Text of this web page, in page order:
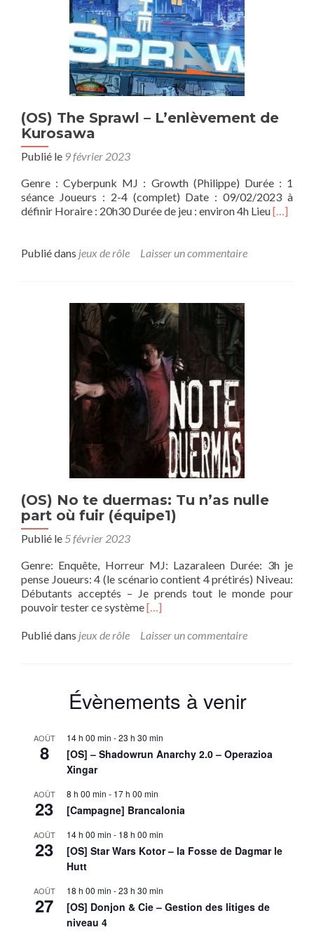
(OS) The Sprawl – L’enlèvement de
Kurosawa
Publié le 9 février 2023
Genre : Cyberpunk MJ : Growth (Philippe) Durée : 1
séance Joueurs : 2-4 (complet) Date : 09/02/2023 à
définir Horaire : 20h30 Durée de jeu : environ 4h LieuEn
[…]
Publié dans jeux de rôle Laisser un commentaire
(OS) No te duermas: Tu n’as nulle
part où fuir (équipe1)
Publié le 5 février 2023
Genre: Enquête, Horreur MJ: Lazaraleen Durée: 3h je
pense Joueurs: 4 (le scénario contient 4 prétirés) Niveau:
Débutants acceptés – Je prends tout le monde pour
pouvoir tester ce systèmeEn
plus
Tu
nulle
où
(équipe1)
[…]
Publié dans jeux de rôle Laisser un commentaire
Évènements à venir
AOÛT
8
14 h 00 min -23 h 30 min
[OS] – Shadowrun Anarchy 2.0 – Operazioa
Xingar
AOÛT
23
8 h 00 min - 17 h 00 min
[Campagne] Brancalonia
AOÛT
23
14 h 00 min - 18 h 00 min
[OS] Star Wars Kotor – la Fosse de Dagmar le
Hutt
AOÛT
27
18 h 00 min -23 h 30 min
[OS] Donjon & Cie – Gestion des litiges de
niveau 4